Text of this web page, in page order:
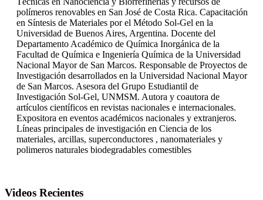
polímeros renovables en San José de Costa Rica. Capacitación
en Síntesis de Materiales por el Método Sol-Gel en la
Universidad de Buenos Aires, Argentina. Docente del
Departamento Académico de Química Inorgánica de la
Facultad de Química e Ingeniería Química de la Universidad
Nacional Mayor de San Marcos. Responsable de Proyectos de
Investigación desarrollados en la Universidad Nacional Mayor
de San Marcos. Asesora del Grupo Estudiantil de
Investigación Sol-Gel, UNMSM. Autora y coautora de
artículos científicos en revistas nacionales e internacionales.
Expositora en eventos académicos nacionales y extranjeros.
Líneas principales de investigación en Ciencia de los
materiales, arcillas, superconductores , nanomateriales y
polimeros naturales biodegradables comestibles
Videos Recientes